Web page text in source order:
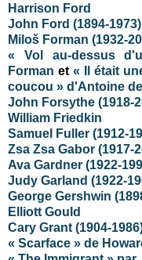
Harrison Ford
John Ford (1894-1973)
Miloš Forman (1932-
« Vol au-dessus
Forman et« Il était
coucou » d'Antoine
John Forsythe (1918-
William Friedkin
Samuel Fuller (1912-
Zsa Zsa Gabor (1917-
Ava Gardner (1922-
Judy Garland (1922-
George Gershwin
Elliott Gould
Cary Grant (1904-
« Scarface » de